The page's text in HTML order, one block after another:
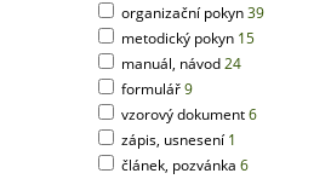
organizační pokyn39
metodický pokyn 15
manuál, návod24
formulář9
vzorový dokument6
zápis, usnesení 1
článek, pozvánka 6